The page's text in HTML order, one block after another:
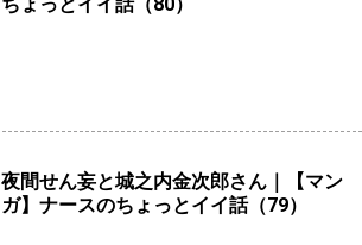
夜間せん妄と城之内金次郎さん｜【マン
ガ】ナースのちょっとイイ話（79）